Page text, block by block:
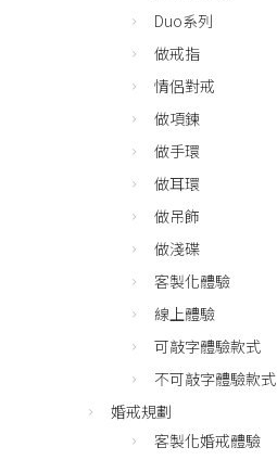
Duo系列
做戒指
情侶對戒
做項鍊
做手環
做耳環
做吊飾
做淺碟
客製化體驗
線上體驗
可敲字體驗款式
不可敲字體驗款式
婚戒規劃
客製化婚戒體驗